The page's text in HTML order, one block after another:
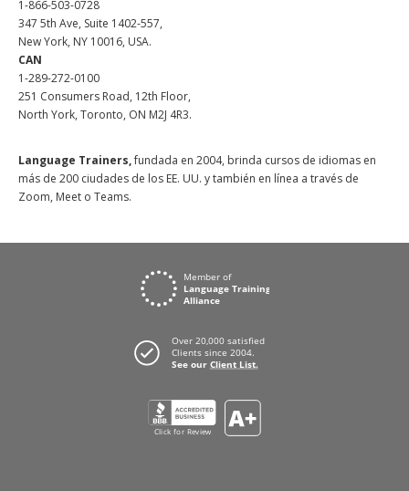
1-866-503-0728
347 5th Ave, Suite 1402-557,
New York, NY 10016, USA.
CAN
1-289-272-0100
251 Consumers Road, 12th Floor,
North York, Toronto, ON M2J 4R3.
Language Trainers,fundada en 2004, brinda cursos de idiomas en
más de 200 ciudades de los EE. UU. y también en línea a través de
Zoom, Meet o Teams.